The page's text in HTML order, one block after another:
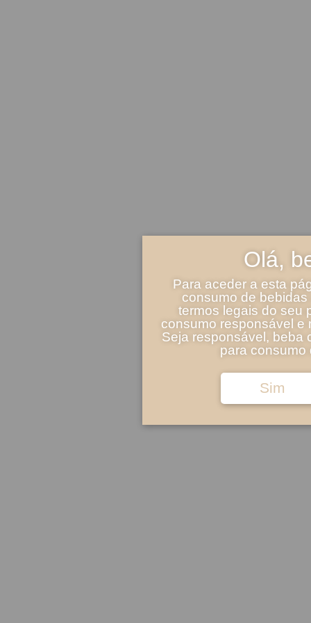
Olá,
Para aceder a esta
consumo de
termos legais do seu
consumo responsável e
Seja responsável, beba
para consumo
Sim